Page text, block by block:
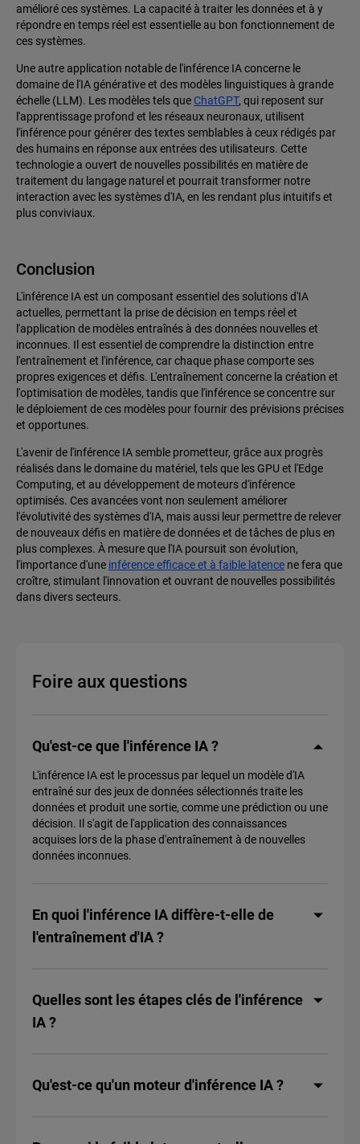
amélioré ces systèmes. La capacité à traiter les données et à y
répondre en temps réel est essentielle au bon fonctionnement de
ces systèmes.
Une autre application notable de l'inférence IA concerne le
domaine de l'IA générative et des modèles linguistiques à grande
échelle (LLM). Les modèles tels que ChatGPT, qui reposent sur
l'apprentissage profond et les réseaux neuronaux, utilisent
l'inférence pour générer des textes semblables à ceux rédigés par
des humains en réponse aux entrées des utilisateurs. Cette
technologie a ouvert de nouvelles possibilités en matière de
traitement du langage naturel et pourrait transformer notre
interaction avec les systèmes d'IA, en les rendant plus intuitifs et
plus conviviaux.
Conclusion
L'inférence IA est un composant essentiel des solutions d'IA
actuelles, permettant la prise de décision en temps réel et
l'application de modèles entraînés à des données nouvelles et
inconnues. Il est essentiel de comprendre la distinction entre
l'entraînement et l'inférence, car chaque phase comporte ses
propres exigences et défis. L'entraînement concerne la création et
l'optimisation de modèles, tandis que l'inférence se concentre sur
le déploiement de ces modèles pour fournir des prévisions précises
et opportunes.
L'avenir de l'inférence IA semble prometteur, grâce aux progrès
réalisés dans le domaine du matériel, tels que les GPU et l'Edge
Computing, et au développement de moteurs d'inférence
optimisés. Ces avancées vont non seulement améliorer
l'évolutivité des systèmes d'IA, mais aussi leur permettre de relever
de nouveaux défis en matière de données et de tâches de plus en
plus complexes. À mesure que l'IA poursuit son évolution,
l'importance d'une inférence efficace et à faible latence ne fera que
croître, stimulant l'innovation et ouvrant de nouvelles possibilités
dans divers secteurs.
Foire aux questions
Qu'est-ce que l'inférence IA ?
L'inférence IA est le processus par lequel un modèle d'IA
entraîné sur des jeux de données sélectionnés traite les
données et produit une sortie, comme une prédiction ou une
décision. Il s'agit de l'application des connaissances
acquises lors de la phase d'entraînement à de nouvelles
données inconnues.
En quoi l'inférence IA diffère-t-elle de
l'entraînement d'IA ?
Quelles sont les étapes clés de l'inférence
IA ?
Qu'est-ce qu'un moteur d'inférence IA ?